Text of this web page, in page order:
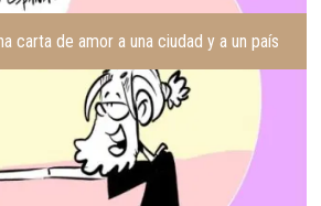
carta de amor a una ciudad y a un país